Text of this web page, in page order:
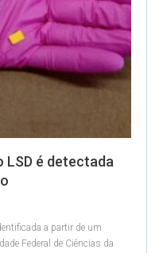
LSD é detectada
a partir de um
Federal de Ciências da